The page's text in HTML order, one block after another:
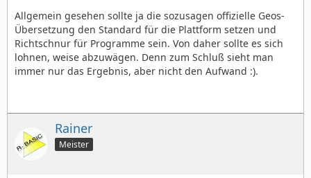
Allgemein gesehen sollte ja die sozusagen offizielle Geos-
Übersetzung den Standard für die Plattform setzen und
Richtschnur für Programme sein. Von daher sollte es sich
lohnen, weise abzuwägen. Denn zum Schluß sieht man
immer nur das Ergebnis, aber nicht den Aufwand :).
Rainer
Meister